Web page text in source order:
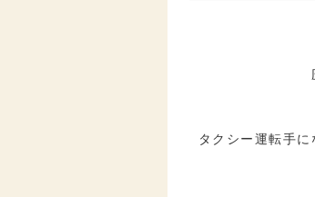
タクシー運転手